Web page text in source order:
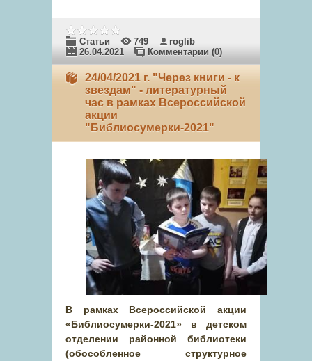
Статьи 749
roglib
26.04.2021
Комментарии (0)
24/04/2021 г. "Через книги - к
звездам" - литературный
час в рамках Всероссийской
акции
"Библиосумерки-2021"
В рамках Всероссийской акции
«Библиосумерки-2021» в детском
отделении районной библиотеки
(обособленное структурное